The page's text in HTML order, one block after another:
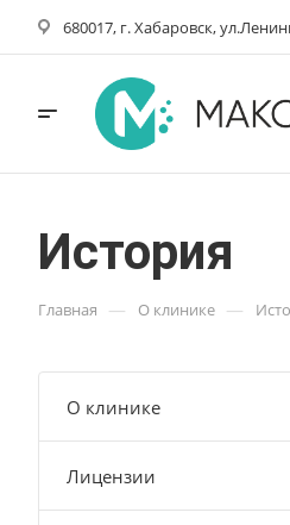
680017, г. Хабаровск,
История
Главная — О клинике —
О клинике
Лицензии